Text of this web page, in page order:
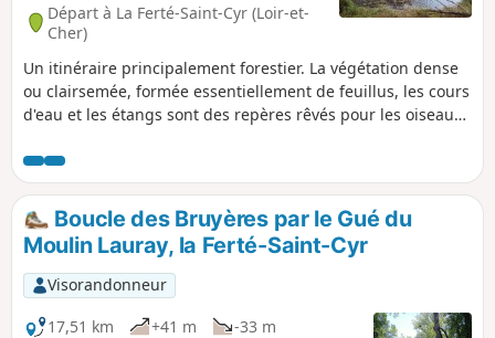
Départ à La Ferté-Saint-Cyr (Loir-et-
Cher)
Un itinéraire principalement forestier. La végétation dense
ou clairsemée, formée essentiellement de feuillus, les cours
d'eau et les étangs sont des repères rêvés pour les oiseaux
Boucle des Bruyères par le Gué du
Moulin Lauray, la Ferté-Saint-Cyr
Visorandonneur
17,51 km
+41 m
-33 m